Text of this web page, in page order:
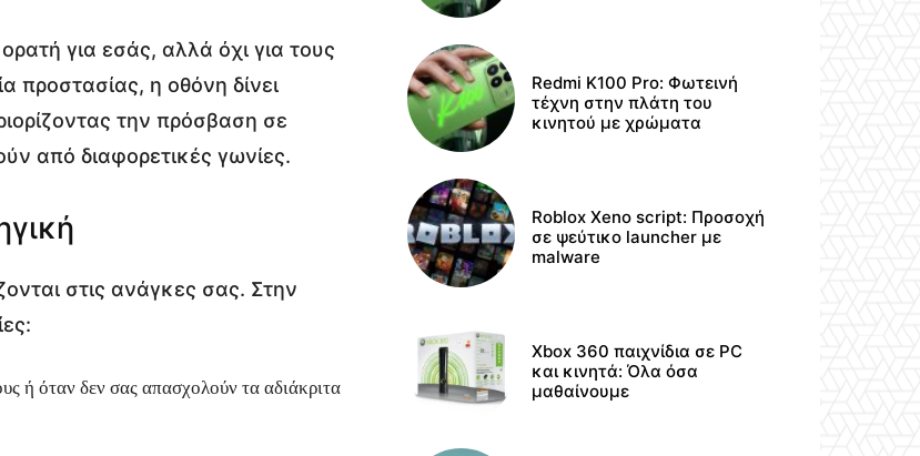
για εσάς, αλλά όχι για τους
προστασίας, η οθόνη δίνει
την πρόσβαση σε
από διαφορετικές γωνίες.
στις ανάγκες σας. Στην
ή όταν δεν σας απασχολούν τα αδιάκριτα
Redmi K100 Pro: Φωτεινή
τέχνη στην πλάτη του
κινητού με χρώματα
Roblox Xeno script: Προσοχή
σε ψεύτικο launcher με
malware
Xbox 360 παιχνίδια σε PC
και κινητά: Όλα όσα
μαθαίνουμε